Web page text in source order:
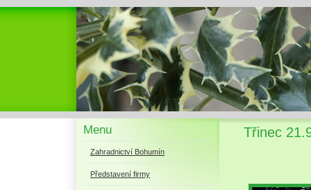
Menu
Zahradnictví Bohumín
Představení firmy
Třinec